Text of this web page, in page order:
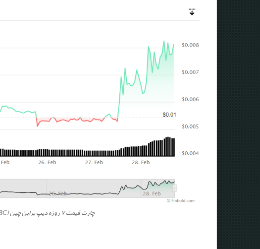
چارت قیمت ۷ روزه دیپ براین چین (DBC) – منبع: Finbold